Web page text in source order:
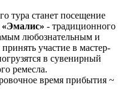
тура станет посещение
«Эмалис» - традиционного
любознательным и
участие в мастер-
в сувенирный
ремесла.
время прибытия ~